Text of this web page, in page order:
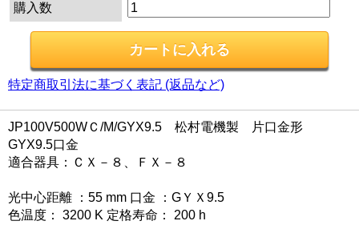
購入数
特定商取引法に基づく表記 (返品など)
JP100V500WＣ/M/GYX9.5 松村電機製 片口金形
GYX9.5口金
適合器具：ＣＸ－８、ＦＸ－８
光中心距離 ：55 mm 口金 ：GＹＸ9.5
色温度： 3200 K 定格寿命： 200 h